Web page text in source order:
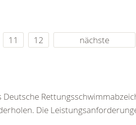
11 12 nächste
Die